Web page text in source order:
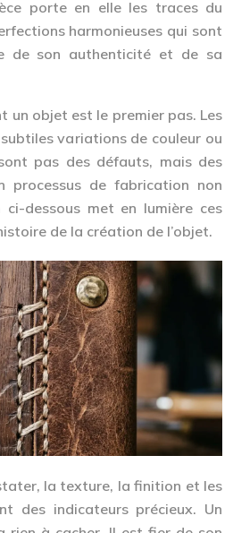
porte en elle les traces du
harmonieuses qui sont
de son authenticité et de sa
un objet est le premier pas. Les
variations de couleur ou
pas des défauts, mais des
processus de fabrication non
ci-dessous met en lumière ces
de la création de l’objet.
la texture, la finition et les
des indicateurs précieux. Un